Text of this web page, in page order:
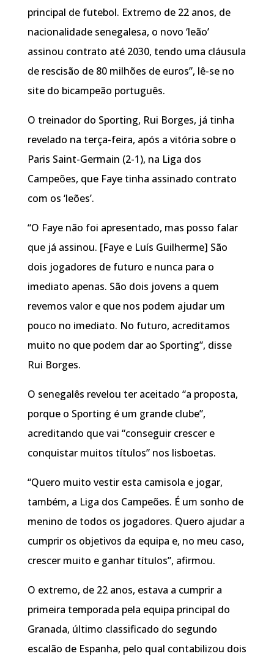
principal de futebol. Extremo de 22 anos, de
nacionalidade senegalesa, o novo ‘leão’
assinou contrato até 2030, tendo uma cláusula
de rescisão de 80 milhões de euros”, lê-se no
site do bicampeão português.
O treinador do Sporting, Rui Borges, já tinha
revelado na terça-feira, após a vitória sobre o
Paris Saint-Germain (2-1), na Liga dos
Campeões, que Faye tinha assinado contrato
com os ‘leões’.
“O Faye não foi apresentado, mas posso falar
que já assinou. [Faye e Luís Guilherme] São
dois jogadores de futuro e nunca para o
imediato apenas. São dois jovens a quem
revemos valor e que nos podem ajudar um
pouco no imediato. No futuro, acreditamos
muito no que podem dar ao Sporting”, disse
Rui Borges.
O senegalês revelou ter aceitado “a proposta,
porque o Sporting é um grande clube”,
acreditando que vai “conseguir crescer e
conquistar muitos títulos” nos lisboetas.
“Quero muito vestir esta camisola e jogar,
também, a Liga dos Campeões. É um sonho de
menino de todos os jogadores. Quero ajudar a
cumprir os objetivos da equipa e, no meu caso,
crescer muito e ganhar títulos”, afirmou.
O extremo, de 22 anos, estava a cumprir a
primeira temporada pela equipa principal do
Granada, último classificado do segundo
escalão de Espanha, pelo qual contabilizou dois